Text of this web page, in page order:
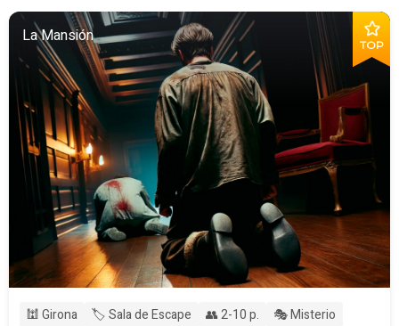
TOP
La Mansión
🕍 Girona 🏷️ Sala de Escape 👥 2-10 p.
🎭 Misterio